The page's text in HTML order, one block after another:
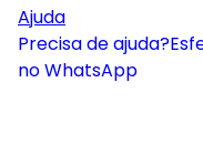
Ajuda
Precisa de ajuda?
no WhatsApp